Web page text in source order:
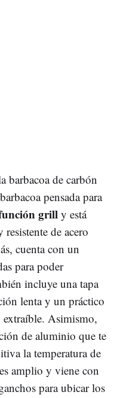
barbacoa de carbón
pensada para
grill y está
de acero
cuenta con un
para poder
incluye una tapa
lenta y un práctico
extraíble. Asimismo,
de aluminio que te
la temperatura de
amplio y viene con
para ubicar los